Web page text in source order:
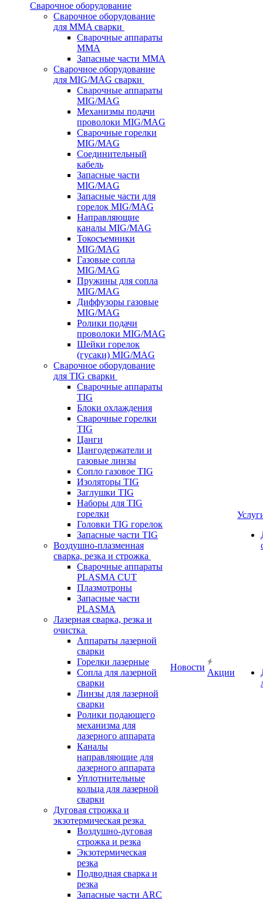
Сварочное оборудование
Сварочное оборудование
для MMA сварки
Сварочные аппараты
MMA
Запасные части MMA
Сварочное оборудование
для MIG/MAG сварки
Сварочные аппараты
MIG/MAG
Механизмы подачи
проволоки MIG/MAG
Сварочные горелки
MIG/MAG
Соединительный
кабель
Запасные части
MIG/MAG
Запасные части для
горелок MIG/MAG
Направляющие
каналы MIG/MAG
Токосъемники
MIG/MAG
Газовые сопла
MIG/MAG
Пружины для сопла
MIG/MAG
Диффузоры газовые
MIG/MAG
Ролики подачи
проволоки MIG/MAG
Шейки горелок
(гусаки) MIG/MAG
Сварочное оборудование
для TIG сварки
Сварочные аппараты
TIG
Блоки охлаждения
Сварочные горелки
TIG
Цанги
Цангодержатели и
газовые линзы
Сопло газовое TIG
Изоляторы TIG
Заглушки TIG
Наборы для TIG
горелки
Головки TIG горелок
Запасные части TIG
Воздушно-плазменная
сварка, резка и строжка
Сварочные аппараты
PLASMA CUT
Плазмотроны
Запасные части
PLASMA
Лазерная сварка, резка и
очистка
Аппараты лазерной
сварки
Горелки лазерные
Сопла для лазерной
сварки
Линзы для лазерной
сварки
Ролики подающего
механизма для
лазерного аппарата
Каналы
направляющие для
лазерного аппарата
Уплотнительные
кольца для лазерной
сварки
Дуговая строжка и
экзотермическая резка
Воздушно-дуговая
строжка и резка
Экзотермическая
резка
Подводная сварка и
резка
Запасные части ARC
Новости
Акции